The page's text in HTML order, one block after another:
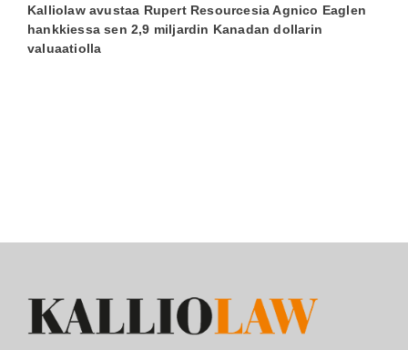
Kalliolaw avustaa Rupert Resourcesia Agnico Eaglen
hankkiessa sen 2,9 miljardin Kanadan dollarin
valuaatiolla